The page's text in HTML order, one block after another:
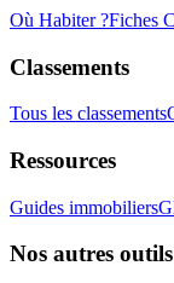
Où Habiter ?Fiches
Classements
Tous les classements
Ressources
Guides immobiliers
Nos autres outils